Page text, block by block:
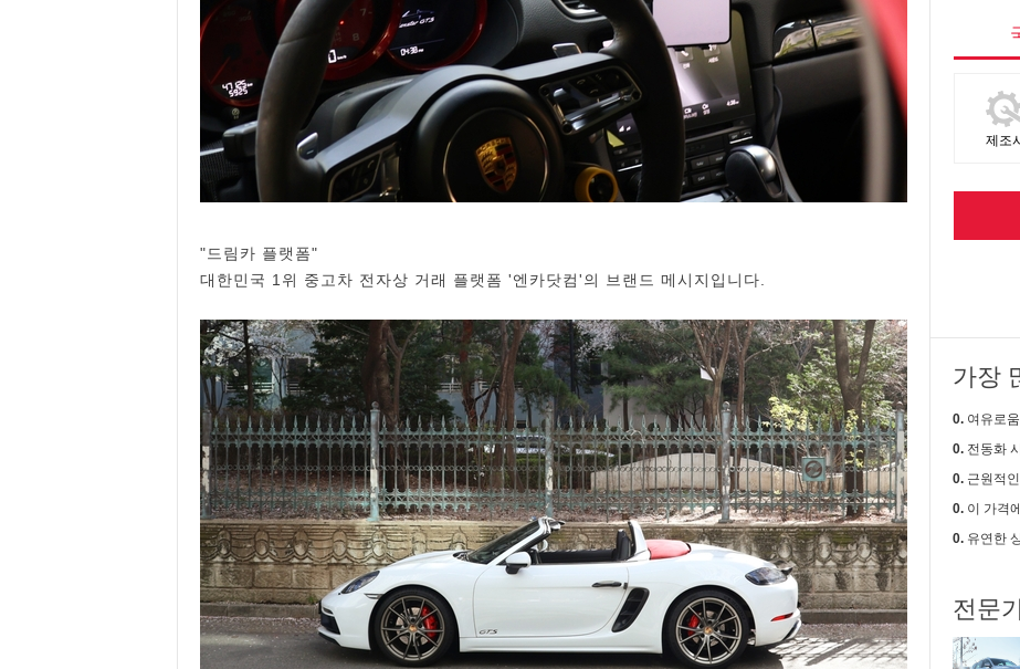
"드림카 플랫폼"
대한민국 1위 중고차 전자상 거래 플랫폼 '엔카닷컴'의 브랜드 메시지입니다.
제조
가장
0. 여유로움이
0. 전동화
0. 근원적인
0. 이 가격에 이 공
0. 유연한
전문